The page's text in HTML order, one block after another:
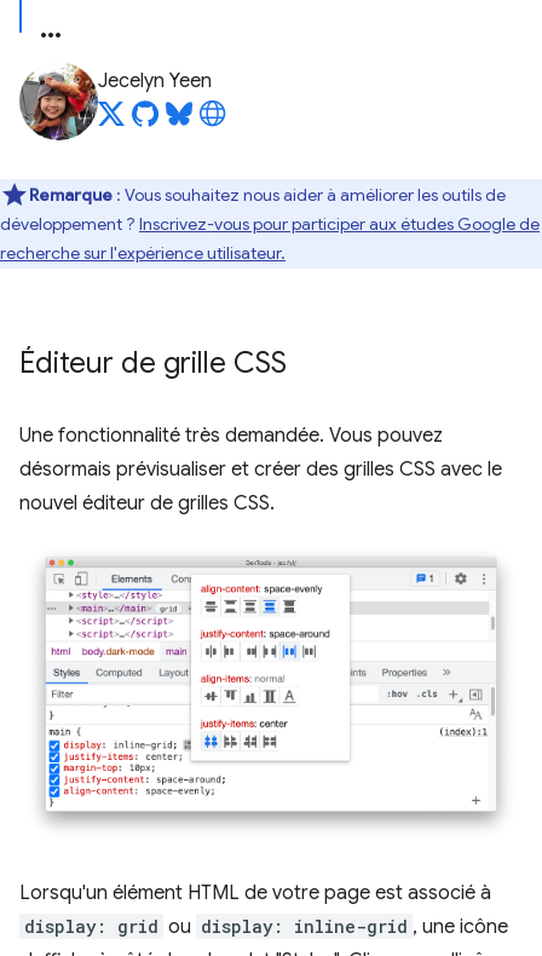
Jecelyn Yeen
Remarque : Vous souhaitez nous aider à améliorer les outils de
développement ? Inscrivez-vous pour participer aux études Google de
recherche sur l'expérience utilisateur.
Éditeur de grille CSS
Une fonctionnalité très demandée. Vous pouvez
désormais prévisualiser et créer des grilles CSS avec le
nouvel éditeur de grilles CSS.
Lorsqu'un élément HTML de votre page est associé à
display: grid ou display: inline-grid , une icône